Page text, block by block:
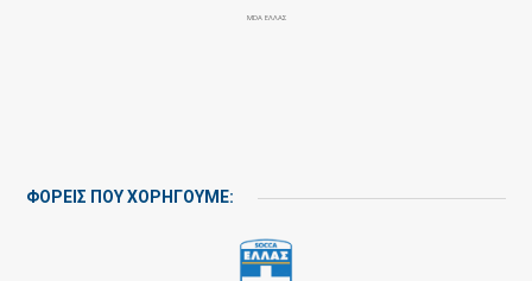
MDA ΕΛΛΑΣ
ΦΟΡΕΙΣ ΠΟΥ ΧΟΡΗΓΟΥΜΕ: